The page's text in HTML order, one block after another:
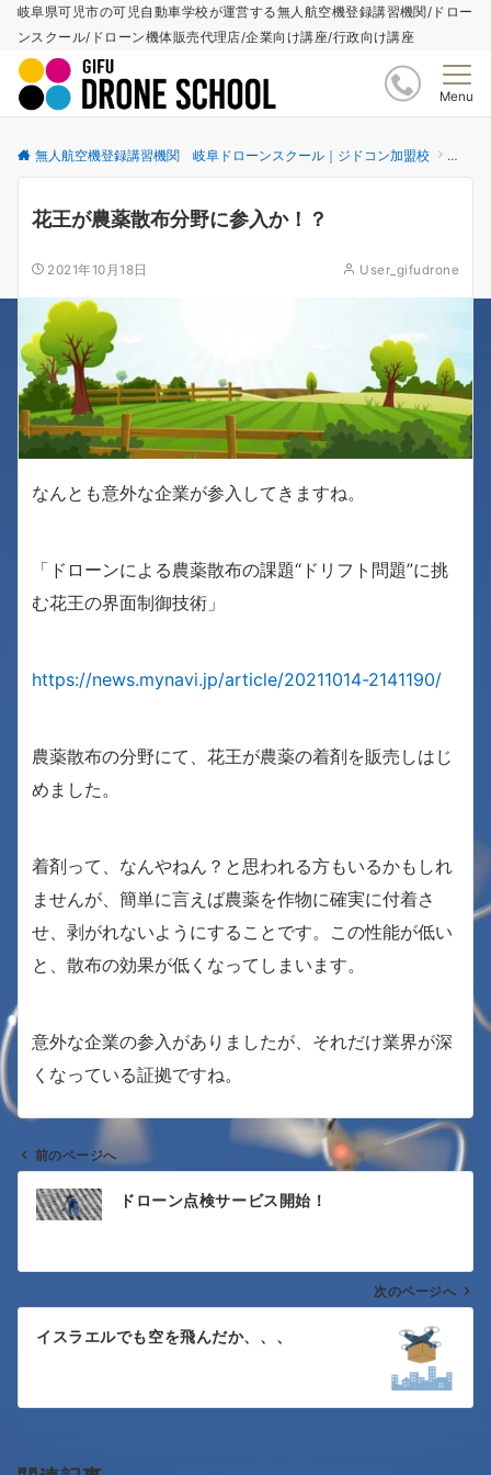
岐阜県可児市の可児自動車学校が運営する無人航空機登録講習機関/ドロー
ンスクール/ドローン機体販売代理店/企業向け講座/行政向け講座
Menu
無人航空機登録講習機関 岐阜ドローンスクール｜ジドコン加盟校 更新
花王が農薬散布分野に参入か！？
2021年10月18日 User_gifudrone
なんとも意外な企業が参入してきますね。
「ドローンによる農薬散布の課題“ドリフト問題”に挑
む花王の界面制御技術」
https://news.mynavi.jp/article/20211014-2141190/
農薬散布の分野にて、花王が農薬の着剤を販売しはじ
めました。
着剤って、なんやねん？と思われる方もいるかもしれ
ませんが、簡単に言えば農薬を作物に確実に付着さ
せ、剥がれないようにすることです。この性能が低い
と、散布の効果が低くなってしまいます。
意外な企業の参入がありましたが、それだけ業界が深
くなっている証拠ですね。
投
稿
ナ
ビ
ゲ
シ
前のページへ
ドローン点検サービス開始！
次のページへ
イスラエルでも空を飛んだか、、、